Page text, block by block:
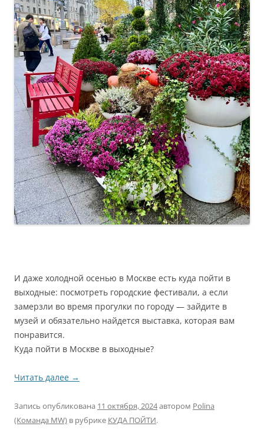
И даже холодной осенью в Москве есть куда пойти в
выходные: посмотреть городские фестивали, а если
замерзли во время прогулки по городу — зайдите в
музей и обязательно найдется выставка, которая вам
понравится.
Куда пойти в Москве в выходные?
Читать далее →
Запись опубликована 11 октября, 2024автором Polina
(Команда MW) в рубрике КУДА ПОЙТИ.